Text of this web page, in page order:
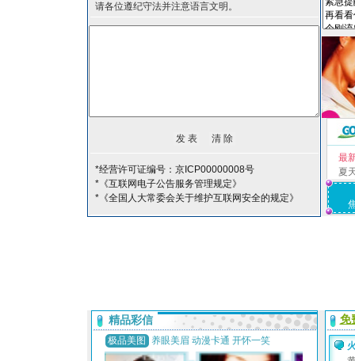
请各位遵纪守法并注意语言文明。
*经营许可证编号：京ICP00000008号
*《互联网电子公告服务管理规定》
*《全国人大常委会关于维护互联网安全的规定》
最
夏